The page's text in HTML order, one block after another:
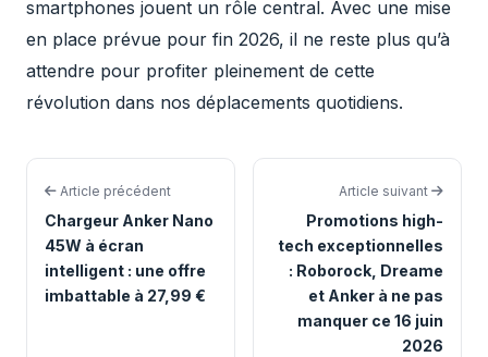
smartphones jouent un rôle central. Avec une mise
en place prévue pour fin 2026, il ne reste plus qu’à
attendre pour profiter pleinement de cette
révolution dans nos déplacements quotidiens.
Article précédent
Chargeur Anker Nano
45W à écran
intelligent : une offre
imbattable à 27,99 €
Article suivant
Promotions high-
tech exceptionnelles
: Roborock, Dreame
et Anker à ne pas
manquer ce 16 juin
2026